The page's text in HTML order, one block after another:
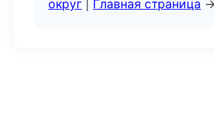
округ
Главная страница →